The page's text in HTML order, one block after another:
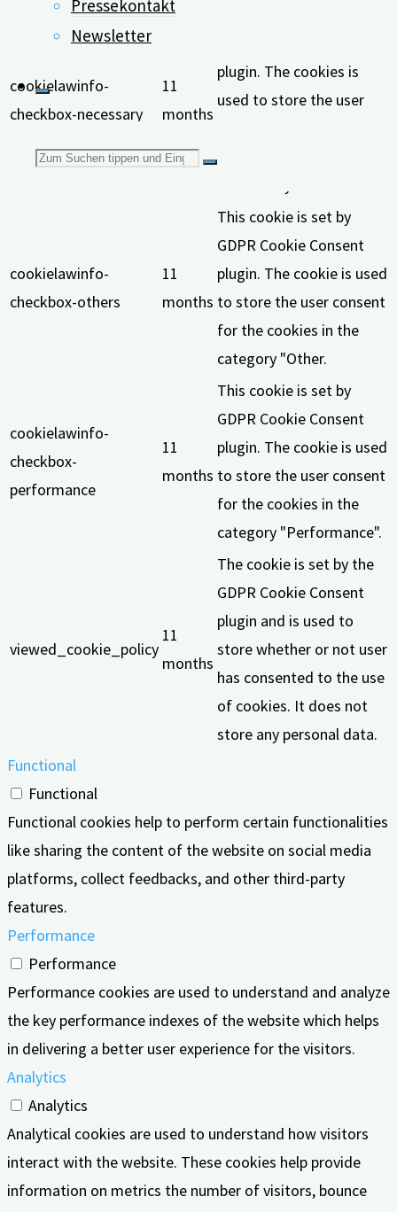
Pressekontakt
Newsletter
Suchen
cookielawinfo-
checkbox-necessary
11
months
plugin. The cookies is
used to store the user
cookielawinfo-
checkbox-others
11
months
This cookie is set by
GDPR Cookie Consent
plugin. The cookie is used
to store the user consent
for the cookies in the
category "Other.
cookielawinfo-
checkbox-
performance
11
months
This cookie is set by
GDPR Cookie Consent
plugin. The cookie is used
to store the user consent
for the cookies in the
category "Performance".
viewed_cookie_policy
11
months
The cookie is set by the
GDPR Cookie Consent
plugin and is used to
store whether or not user
has consented to the use
of cookies. It does not
store any personal data.
Functional
Functional
Functional cookies help to perform certain functionalities
like sharing the content of the website on social media
platforms, collect feedbacks, and other third-party
features.
Performance
Performance
Performance cookies are used to understand and analyze
the key performance indexes of the website which helps
in delivering a better user experience for the visitors.
Analytics
Analytics
Analytical cookies are used to understand how visitors
interact with the website. These cookies help provide
information on metrics the number of visitors, bounce